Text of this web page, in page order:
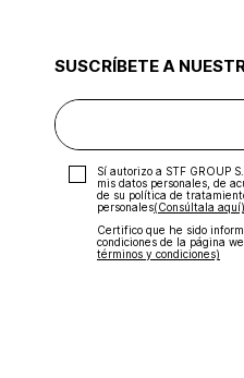
SUSCRÍBETE A
Sí autorizo a STF GROUP
mis datos personales, de
de su política de
personales‎(Consúltala aquí)
Certifico que he sido
condiciones de la página
términos y condiciones)